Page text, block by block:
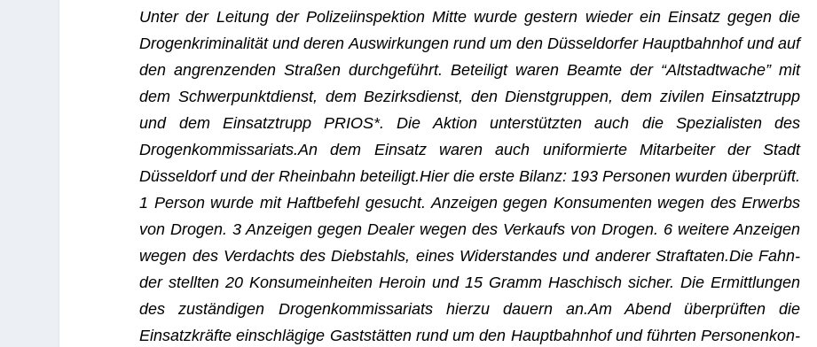
Unter der Lei­tung der Poli­zei­in­spek­tion Mitte wurde ges­tern wie­der ein Ein­satz gegen die
Drogenkriminalität und deren Aus­wir­kun­gen rund um den Düsseldorfer Haupt­bahn­hof und auf
den angren­zen­den Stra­ßen durchgeführt. Betei­ligt waren Beamte der “Alt­stadt­wa­che” mit
dem Schwer­punkt­dienst, dem Bezirks­dienst, den Dienst­grup­pen, dem zivi­len Ein­satz­trupp
und dem Ein­satz­trupp PRIOS*. Die Aktion unterstützten auch die Spe­zia­lis­ten des
Drogenkommissariats.An dem Ein­satz waren auch uni­for­mierte Mit­ar­bei­ter der Stadt
Düsseldorf und der Rhein­bahn beteiligt.Hier die erste Bilanz: 193 Per­so­nen wur­den überprüft.
1 Per­son wurde mit Haft­be­fehl gesucht. Anzei­gen gegen Kon­su­men­ten wegen des Erwerbs
von Dro­gen. 3 Anzei­gen gegen Dea­ler wegen des Ver­kaufs von Dro­gen. 6 wei­tere Anzei­gen
wegen des Ver­dachts des Dieb­stahls, eines Wider­stan­des und ande­rer Straftaten.Die Fahn­
der stell­ten 20 Kon­sum­ein­hei­ten Heroin und 15 Gramm Haschisch sicher. Die Ermitt­lun­gen
des zuständigen Dro­gen­kom­mis­sa­ri­ats hierzu dau­ern an.Am Abend überprüften die
Einsatzkräfte einschlägige Gaststätten rund um den Haupt­bahn­hof und führten Per­so­nen­kon­